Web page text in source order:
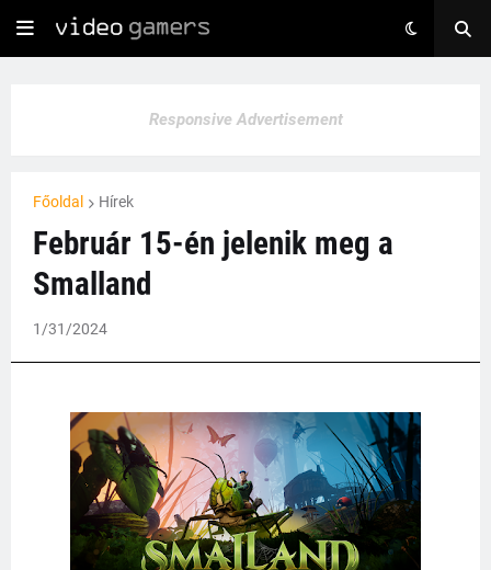
Responsive Advertisement
Főoldal Hírek
Február 15-én jelenik meg a
Smalland
1/31/2024